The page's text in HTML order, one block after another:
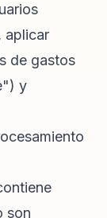
aplicar
de gastos
y
son